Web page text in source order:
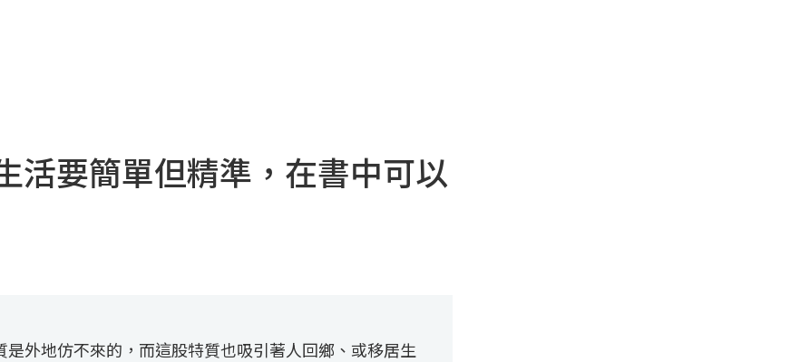
活要簡單但精準，在書中可以
外地仿不來的，而這股特質也吸引著人回鄉、或移居生